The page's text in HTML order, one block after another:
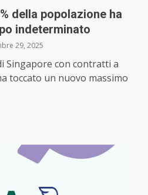
della popolazione ha
indeterminato
29, 2025
Singapore con contratti a
toccato un nuovo massimo